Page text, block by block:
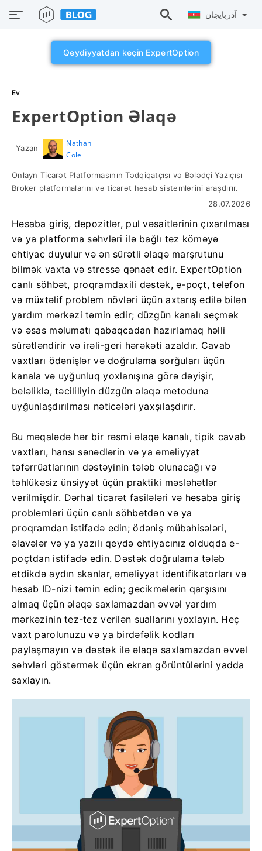
Qeydiyyatdan keçin ExpertOption
Ev
ExpertOption Əlaqə
Yazan
Nathan
Cole
Onlayn Ticarət Platformasının Tədqiqatçısı və Bələdçi Yazıçısı
Broker platformalarını və ticarət hesab sistemlərini araşdırır.
28.07.2026
Hesaba giriş, depozitlər, pul vəsaitlərinin çıxarılması
və ya platforma səhvləri ilə bağlı tez köməyə
ehtiyac duyulur və ən sürətli əlaqə marşrutunu
bilmək vaxta və stressə qənaət edir. ExpertOption
canlı söhbət, proqramdaxili dəstək, e-poçt, telefon
və müxtəlif problem növləri üçün axtarış edilə bilən
yardım mərkəzi təmin edir; düzgün kanalı seçmək
və əsas məlumatı qabaqcadan hazırlamaq həlli
sürətləndirir və irəli-geri hərəkəti azaldır. Cavab
vaxtları ödənişlər və doğrulama sorğuları üçün
kanala və uyğunluq yoxlanışına görə dəyişir,
beləliklə, təcililiyin düzgün əlaqə metoduna
uyğunlaşdırılması nəticələri yaxşılaşdırır.
Bu məqalədə hər bir rəsmi əlaqə kanalı, tipik cavab
vaxtları, hansı sənədlərin və ya əməliyyat
təfərrüatlarının dəstəyinin tələb olunacağı və
təhlükəsiz ünsiyyət üçün praktiki məsləhətlər
verilmişdir. Dərhal ticarət fasilələri və hesaba giriş
problemləri üçün canlı söhbətdən və ya
proqramdan istifadə edin; ödəniş mübahisələri,
əlavələr və ya yazılı qeydə ehtiyacınız olduqda e-
poçtdan istifadə edin. Dəstək doğrulama tələb
etdikdə aydın skanlar, əməliyyat identifikatorları və
hesab ID-nizi təmin edin; gecikmələrin qarşısını
almaq üçün əlaqə saxlamazdan əvvəl yardım
mərkəzinin tez-tez verilən suallarını yoxlayın. Heç
vaxt parolunuzu və ya birdəfəlik kodları
paylaşmayın və dəstək ilə əlaqə saxlamazdan əvvəl
səhvləri göstərmək üçün ekran görüntülərini yadda
saxlayın.